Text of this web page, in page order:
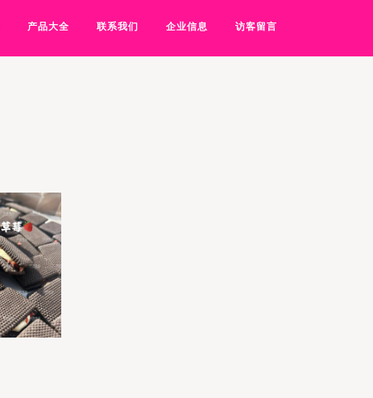
产品大全 联系我们 企业信息 访客留言